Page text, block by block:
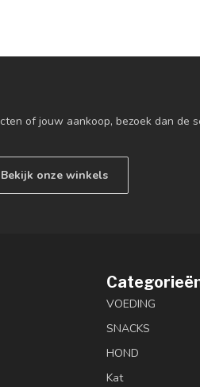
of jouw aankoop, bezoek dan de
Bekijk onze winkels
VOEDING
SNACKS
HOND
Kat